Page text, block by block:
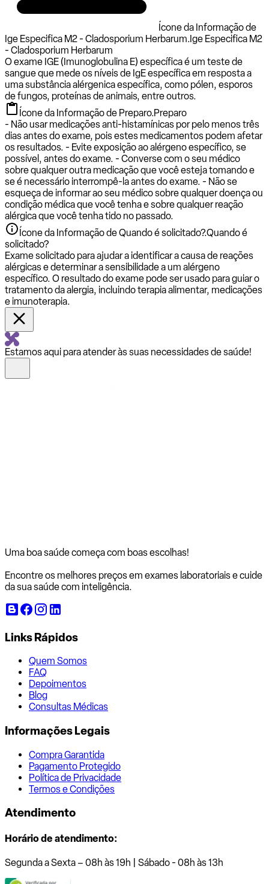
Ícone da Informação de
Ige Especifica M2 - Cladosporium Herbarum.Ige Especifica M2
- Cladosporium Herbarum
O exame IGE (Imunoglobulina E) específica é um teste de
sangue que mede os níveis de IgE específica em resposta a
uma substância alérgenica específica, como pólen, esporos
de fungos, proteínas de animais, entre outros.
Ícone da Informação de Preparo.Preparo
- Não usar medicações anti-histamínicas por pelo menos três
dias antes do exame, pois estes medicamentos podem afetar
os resultados. - Evite exposição ao alérgeno específico, se
possível, antes do exame. - Converse com o seu médico
sobre qualquer outra medicação que você esteja tomando e
se é necessário interrompê-la antes do exame. - Não se
esqueça de informar ao seu médico sobre qualquer doença ou
condição médica que você tenha e sobre qualquer reação
alérgica que você tenha tido no passado.
Ícone da Informação de Quando é solicitado?.Quando é
solicitado?
Exame solicitado para ajudar a identificar a causa de reações
alérgicas e determinar a sensibilidade a um alérgeno
específico. O resultado do exame pode ser usado para guiar o
tratamento da alergia, incluindo terapia alimentar, medicações
e imunoterapia.
Estamos aqui para atender às suas necessidades de saúde!
Uma boa saúde começa com boas escolhas!
Encontre os melhores preços em exames laboratoriais e cuide
da sua saúde com inteligência.
Links Rápidos
Quem Somos
FAQ
Depoimentos
Blog
Consultas Médicas
Informações Legais
Compra Garantida
Pagamento Protegido
Política de Privacidade
Termos e Condições
Atendimento
Horário de atendimento:
Segunda a Sexta – 08h às 19h | Sábado - 08h às 13h